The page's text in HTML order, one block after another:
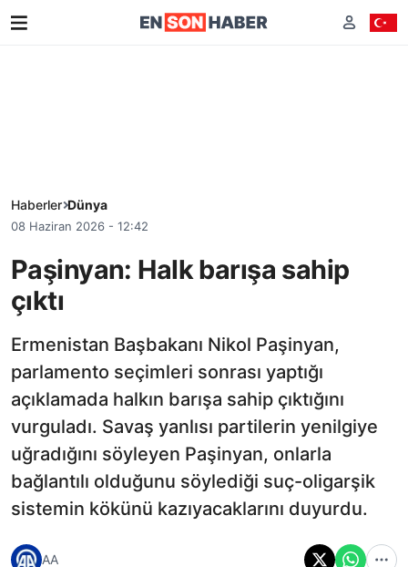
Haberler Dünya
08 Haziran 2026 - 12:42
Paşinyan: Halk barışa sahip
çıktı
Ermenistan Başbakanı Nikol Paşinyan,
parlamento seçimleri sonrası yaptığı
açıklamada halkın barışa sahip çıktığını
vurguladı. Savaş yanlısı partilerin yenilgiye
uğradığını söyleyen Paşinyan, onlarla
bağlantılı olduğunu söylediği suç-oligarşik
sistemin kökünü kazıyacaklarını duyurdu.
AA